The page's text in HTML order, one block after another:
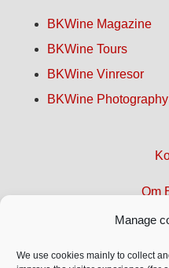
Manage
We use cookies mainly to collect
BKWine Magazine
BKWine Tours
BKWine Vinresor
BKWine Photography
Om